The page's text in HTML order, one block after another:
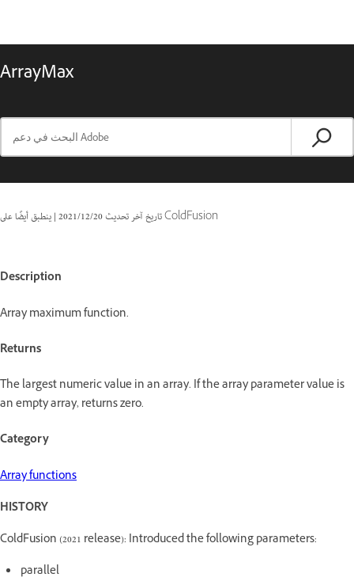
ArrayMax
تاريخ آخر تحديث20‏/12‏/2021
| ينطبق أيضًا على ColdFusion
Description
Array maximum function.
Returns
The largest numeric value in an array. If the array parameter value is
an empty array, returns zero.
Category
Array functions
HISTORY
ColdFusion (2021 release): Introduced the following parameters:
parallel